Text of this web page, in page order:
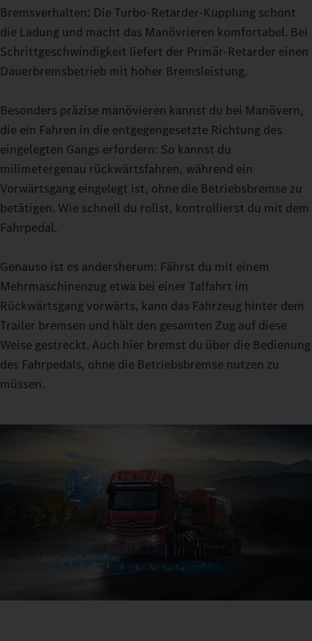
Erholsame Pausen auch auf anstrengenden Touren: Mit dem
Fahrerhaus GigaSpace und dem Fahrerhaus BigSpace kannst du
Zuschaltbare Fahrmodi machen es dir einfacher, deinen
oder unter hoher Last in anspruchsvollem Terrain: Stell deinen
Actros L bis 500 t während der Fahrt genau auf den Modus ein,
den deine aktuelle Fahrt erfordert. Mit ECO, HEAVY oder
MANUAL stehen dir dafür drei Optionen zur Verfügung.
Feinfühlige Manöver gelingen dir dank der Turbo-Retarder-
Kupplung im Rangiermodus: Denn mit konstantem Vortrieb
kannst du auch bei sehr schweren Lasten nahezu ohne
Bremsverhalten: Die Turbo-Retarder-Kupplung schont
die Ladung und macht das Manövrieren komfortabel. Bei
Schrittgeschwindigkeit liefert der Primär-Retarder einen
Dauerbremsbetrieb mit hoher Bremsleistung.
Besonders präzise manövieren kannst du bei Manövern,
die ein Fahren in die entgegengesetzte Richtung des
eingelegten Gangs erfordern: So kannst du
milimetergenau rückwärtsfahren, während ein
Vorwärtsgang eingelegt ist, ohne die Betriebsbremse zu
betätigen. Wie schnell du rollst, kontrollierst du mit dem
Fahrpedal.
Genauso ist es andersherum: Fährst du mit einem
Mehrmaschinenzug etwa bei einer Talfahrt im
Rückwärtsgang vorwärts, kann das Fahrzeug hinter dem
Trailer bremsen und hält den gesamten Zug auf diese
Weise gestreckt. Auch hier bremst du über die Bedienung
des Fahrpedals, ohne die Betriebsbremse nutzen zu
müssen.